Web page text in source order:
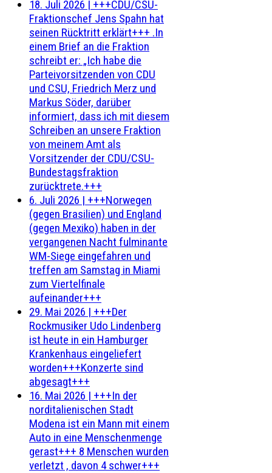
18. Juli 2026 | +++CDU/CSU-
Fraktionschef Jens Spahn hat
seinen Rücktritt erklärt+++ .In
einem Brief an die Fraktion
schreibt er: „Ich habe die
Parteivorsitzenden von CDU
und CSU, Friedrich Merz und
Markus Söder, darüber
informiert, dass ich mit diesem
Schreiben an unsere Fraktion
von meinem Amt als
Vorsitzender der CDU/CSU-
Bundestagsfraktion
zurücktrete.+++
6. Juli 2026 | +++Norwegen
(gegen Brasilien) und England
(gegen Mexiko) haben in der
vergangenen Nacht fulminante
WM-Siege eingefahren und
treffen am Samstag in Miami
zum Viertelfinale
aufeinander+++
29. Mai 2026 | +++Der
Rockmusiker Udo Lindenberg
ist heute in ein Hamburger
Krankenhaus eingeliefert
worden+++Konzerte sind
abgesagt+++
16. Mai 2026 | +++In der
norditalienischen Stadt
Modena ist ein Mann mit einem
Auto in eine Menschenmenge
gerast+++ 8 Menschen wurden
verletzt , davon 4 schwer+++